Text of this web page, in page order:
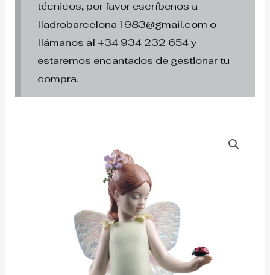
técnicos, por favor escríbenos a
lladrobarcelona1983@gmail.com o
llámanos al +34 934 232 654 y
estaremos encantados de gestionar tu
compra.